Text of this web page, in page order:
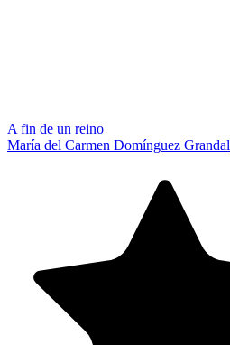
A fin de un reino
María del Carmen Domínguez Grandal